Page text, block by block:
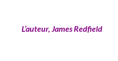
L’auteur, James Redfield